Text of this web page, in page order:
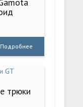
Подробнее
трюки